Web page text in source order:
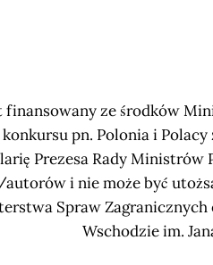
finansowany ze środków
pn. Polonia i Polacy
Prezesa Rady Ministrów
i nie może być
Spraw Zagranicznych
Wschodzie im.